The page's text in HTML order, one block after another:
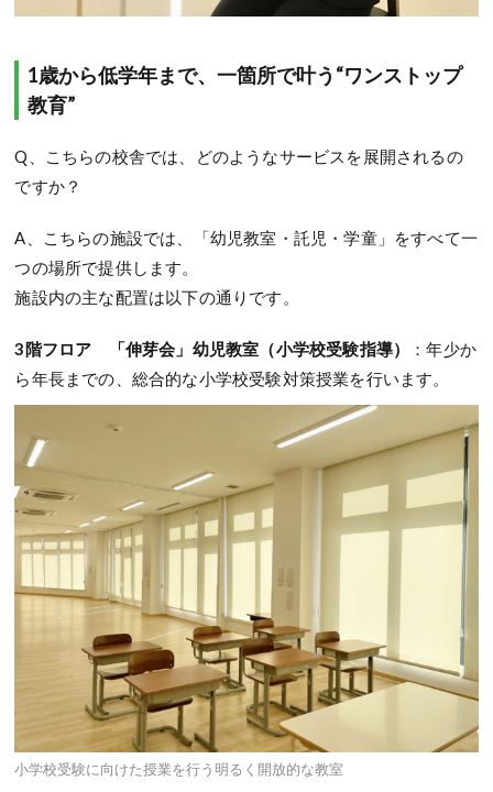
1歳から低学年まで、一箇所で叶う“ワンストップ
教育”
Q、こちらの校舎では、どのようなサービスを展開されるの
ですか？
A、こちらの施設では、「幼児教室・託児・学童」をすべて一
つの場所で提供します。
施設内の主な配置は以下の通りです。
3階フロア 「伸芽会」幼児教室（小学校受験指導）
：年少か
ら年長までの、総合的な小学校受験対策授業を行います。
小学校受験に向けた授業を行う明るく開放的な教室